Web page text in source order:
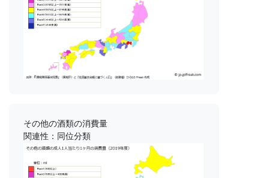
その他の酒類の消費量
関連性：同位分類